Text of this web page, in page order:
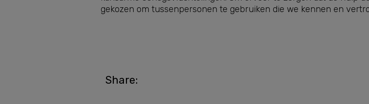
gekozen om tussenpersonen te gebruiken die we kennen en
Share: